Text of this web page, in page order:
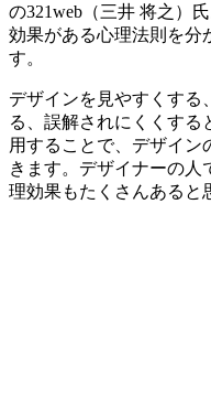
の321web（三井 将之）
効果がある心理法則を分
す。
デザインを見やすくする
る、誤解されにくくする
用することで、デザイン
きます。デザイナーの人
理効果もたくさんあると